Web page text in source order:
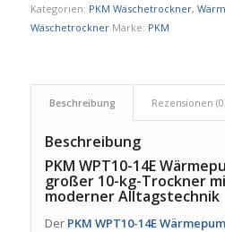
Kategorien: PKM Wäschetrockner,
Wäschetrockner Marke: PKM
Beschreibung Rezensionen
Beschreibung
PKM WPT10-14E
großer 10-kg-Trockner
moderner Alltagstechnik
Der PKM WPT10-14E